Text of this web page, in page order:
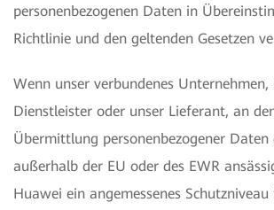
personenbezogenen Daten in
Richtlinie und den geltenden Gesetzen
Wenn unser verbundenes Unternehmen,
Dienstleister oder unser Lieferant, an
Übermittlung personenbezogener
außerhalb der EU oder des EWR
Huawei ein angemessenes